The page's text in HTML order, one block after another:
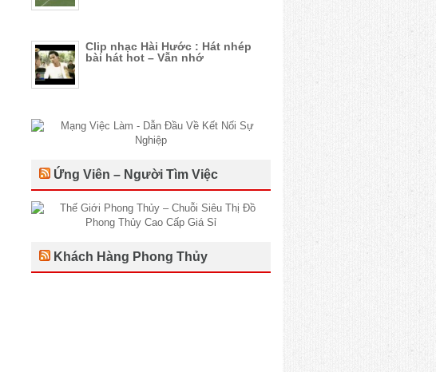
Clip nhạc Hài Hước : Hát nhép
bài hát hot – Vẫn nhớ
Ứng Viên – Người Tìm Việc
Khách Hàng Phong Thủy